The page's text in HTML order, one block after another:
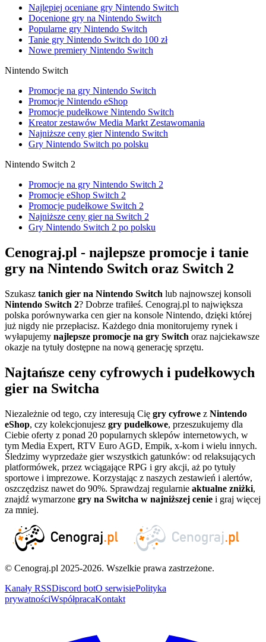
Najlepiej oceniane gry Nintendo Switch
Docenione gry na Nintendo Switch
Popularne gry Nintendo Switch
Tanie gry Nintendo Switch do 100 zł
Nowe premiery Nintendo Switch
Nintendo Switch
Promocje na gry Nintendo Switch
Promocje Nintendo eShop
Promocje pudełkowe Nintendo Switch
Kreator zestawów Media Markt Zestawomania
Najniższe ceny gier Nintendo Switch
Gry Nintendo Switch po polsku
Nintendo Switch 2
Promocje na gry Nintendo Switch 2
Promocje eShop Switch 2
Promocje pudełkowe Switch 2
Najniższe ceny gier na Switch 2
Gry Nintendo Switch 2 po polsku
Cenograj.pl - najlepsze promocje i tanie
gry na Nintendo Switch oraz Switch 2
Szukasz tanich gier na Nintendo Switch lub najnowszej konsoli
Nintendo Switch 2? Dobrze trafiłeś. Cenograj.pl to największa
polska porównywarka cen gier na konsole Nintendo, dzięki której
już nigdy nie przepłacisz. Każdego dnia monitorujemy rynek i
wyłapujemy najlepsze promocje na gry Switch oraz najciekawsze
okazje na tytuły dostępne na nową generację sprzętu.
Najtańsze ceny cyfrowych i pudełkowych
gier na Switcha
Niezależnie od tego, czy interesują Cię gry cyfrowe z Nintendo
eShop, czy kolekcjonujesz gry pudełkowe, przeszukujemy dla
Ciebie oferty z ponad 20 popularnych sklepów internetowych, w
tym Media Expert, RTV Euro AGD, Empik, x-kom i wielu innych.
Śledzimy wyprzedaże gier wszystkich gatunków: od relaksujących
platformówek, przez wciągające RPG i gry akcji, aż po tytuły
sportowe i imprezowe. Korzystając z naszych zestawień i alertów,
oszczędzisz nawet do 90%. Sprawdzaj regularnie aktualne zniżki,
znajdź wymarzone gry na Switcha w najniższej cenie i graj więcej
za mniej.
© Cenograj.pl 2025-2026. Wszelkie prawa zastrzeżone.
Kanały RSSDiscord botO serwisiePolityka
prywatnościWspółpracaKontakt